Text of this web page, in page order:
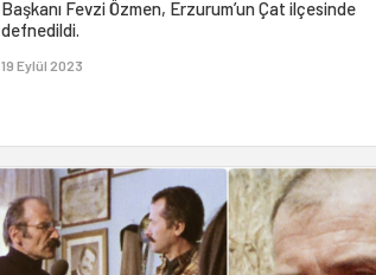
Başkanı Fevzi Özmen, Erzurum’un Çat ilçesinde
defnedildi.
19 Eylül 2023